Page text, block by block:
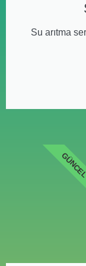
Su arıtma